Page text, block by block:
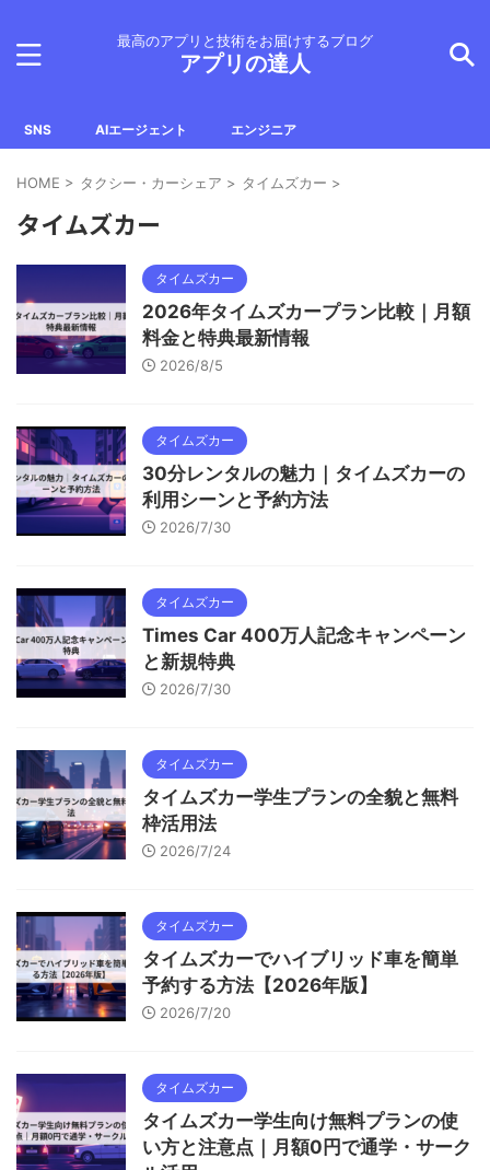
最高のアプリと技術をお届けするブログ
アプリの達人
SNS AIエージェント エンジニア
HOME > タクシー・カーシェア > タイムズカー >
タイムズカー
タイムズカー
2026年タイムズカープラン比較｜月額
料金と特典最新情報
2026/8/5
タイムズカー
30分レンタルの魅力｜タイムズカーの
利用シーンと予約方法
2026/7/30
タイムズカー
Times Car 400万人記念キャンペーン
と新規特典
2026/7/30
タイムズカー
タイムズカー学生プランの全貌と無料
枠活用法
2026/7/24
タイムズカー
タイムズカーでハイブリッド車を簡単
予約する方法【2026年版】
2026/7/20
タイムズカー
タイムズカー学生向け無料プランの使
い方と注意点｜月額0円で通学・サーク